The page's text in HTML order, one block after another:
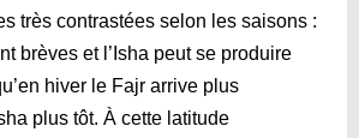
très contrastées selon les saisons :
brèves et l’Isha peut se produire
hiver le Fajr arrive plus
plus tôt. À cette latitude